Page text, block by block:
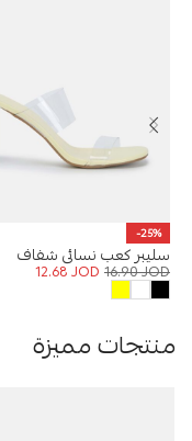
-25%
سليبر كعب نسائي شفاف
16.90JOD
12.68JOD
منتجات مميزة